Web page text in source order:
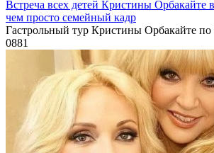
Встреча всех детей Кристины Орбакайте
чем просто семейный кадр
Гастрольный тур Кристины Орбакайте
0881